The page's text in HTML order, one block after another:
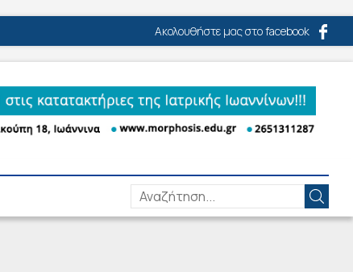
Ακολουθήστε μας στο facebook